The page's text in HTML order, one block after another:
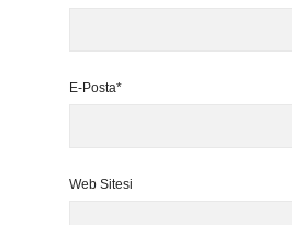
E-Posta*
Web Sitesi